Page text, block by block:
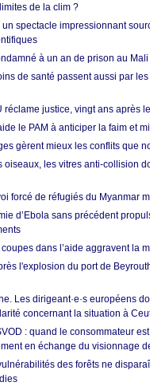
de la clim ?
un spectacle impressionnant
à un an de prison au Mali
de santé passent aussi par
réclame justice, vingt ans après
le PAM à anticiper la faim et
gèrent mieux les conflits que
oiseaux, les vitres anti-collision
forcé de réfugiés du Myanmar
d’Ebola sans précédent
dans l’aide aggravent la
l'explosion du port de
Les dirigeant·e·s européens
concernant la situation à
: quand le consommateur
en échange du visionnage
des forêts ne